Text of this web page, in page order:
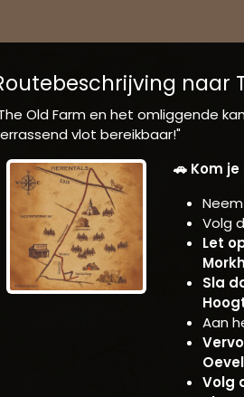
naar
Old Farm en het omliggende
vlot bereikbaar!"
🚗 Kom
Volg
Let
Sla
Aan
Volg